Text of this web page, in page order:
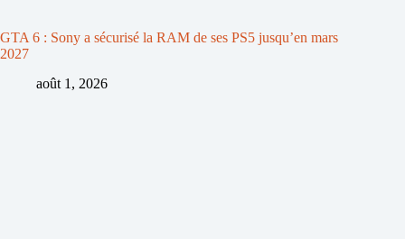
GTA 6 : Sony a sécurisé la RAM de ses PS5 jusqu’en mars
2027
août 1, 2026